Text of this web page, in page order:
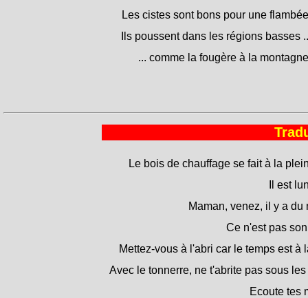
Les cistes sont bons pour une
Ils poussent dans les régions basses
... comme la fougère à la
Le bois de chauffage se fait à la
Il est
Maman, venez, il y a du
Ce n'est pas
Mettez-vous à l'abri car le temps est à
Avec le tonnerre, ne t'abrite pas sous
Ecoute tes